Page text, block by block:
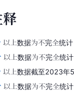
释
以上数据为不完全统
以上数据为不完全统
以上数据截至2023年
以上数据为不完全统